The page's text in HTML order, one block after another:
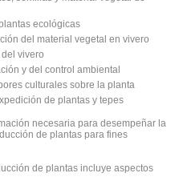
ecológicas
del material vegetal en vivero
vivero
y del control ambiental
culturales sobre la planta
de plantas y tepes
necesaria para desempeñar la
de plantas para fines
de plantas incluye aspectos